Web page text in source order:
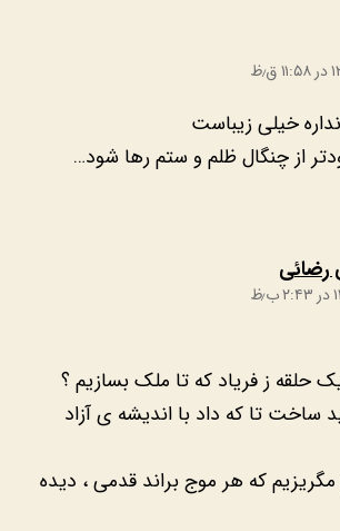
خیلی زیباست
از چنگال ظلم و ستم رها شود…
رضائی
حلقه ز فریاد که تا ملک بسازیم ؟
ساخت تا که داد با اندیشه ی آزاد
که هر موج براند قدمی ، دیده